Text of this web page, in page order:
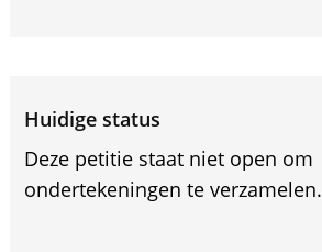
Huidige status
Deze petitie staat niet open om
ondertekeningen te verzamelen.